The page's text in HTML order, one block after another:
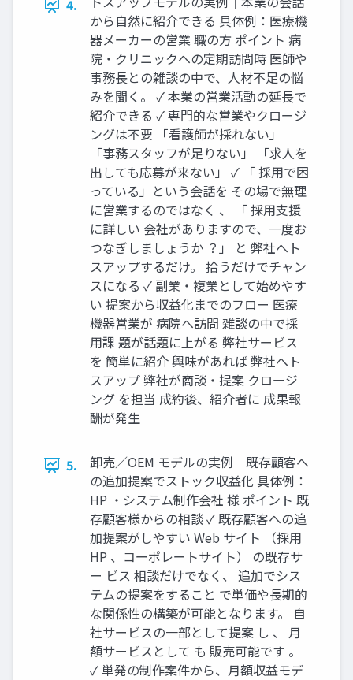
4.
から自然に紹介できる 具体例：医療機
器メーカーの営業 職の方 ポイント 病
院・クリニックへの定期訪問時 医師や
事務長との雑談の中で、人材不足の悩
みを聞く。 ✓ 本業の営業活動の延長で
紹介できる ✓ 専門的な営業やクロージ
ングは不要 「看護師が採れない」
「事務スタッフが足りない」 「求人を
出しても応募が来ない」 ✓ 「 採用で困
っている」という会話を その場で無理
に営業するのではなく 、 「 採用支援
に詳しい 会社がありますので、一度お
つなぎしましょうか ？」 と 弊社へト
スアップするだけ。 拾うだけでチャン
スになる ✓ 副業・複業として始めやす
い 提案から収益化までのフロー 医療
機器営業が 病院へ訪問 雑談の中で採
用課 題が話題に上がる 弊社サービス
を 簡単に紹介 興味があれば 弊社へト
スアップ 弊社が商談・提案 クロージ
ング を担当 成約後、紹介者に 成果報
酬が発生
5.
卸売／OEM モデルの実例｜既存顧客へ
の追加提案でストック収益化 具体例：
HP ・システム制作会社 様 ポイント 既
存顧客様からの相談 ✓ 既存顧客への追
加提案がしやすい Web サイト （採用
HP 、コーポレートサイト） の既存サ
ー ビス 相談だけでなく、 追加でシス
テムの提案をすること で単価や長期的
な関係性の構築が可能となります。 自
社サービスの一部として提案 し 、 月
額サービスとして も 販売可能です 。
✓ 単発の制作案件から、月額収益モデ